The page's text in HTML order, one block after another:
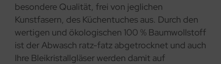
besondere Qualität, frei von jeglichen
Kunstfasern, des Küchentuches aus. Durch den
wertigen und ökologischen 100 % Baumwollstoff
ist der Abwasch ratz-fatz abgetrocknet und auch
Ihre Bleikristallgläser werden damit auf